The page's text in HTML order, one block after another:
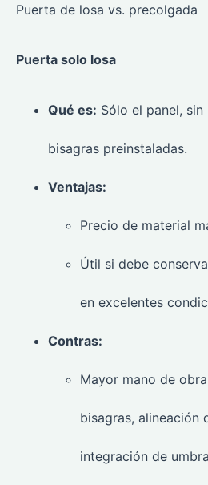
Puerta de losa vs. precolgada
Puerta solo losa
Qué es: Sólo el panel,
bisagras preinstaladas.
Ventajas:
Precio de material
Útil si debe
en excelentes
Contras:
Mayor mano de
bisagras, alineación
integración de